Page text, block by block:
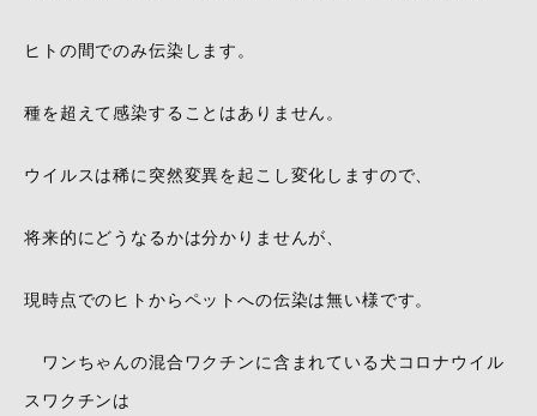
ヒトの間でのみ伝染します。
種を超えて感染することはありません。
ウイルスは稀に突然変異を起こし変化しますので、
将来的にどうなるかは分かりませんが、
現時点でのヒトからペットへの伝染は無い様です。
ワンちゃんの混合ワクチンに含まれている犬コロナウイル
スワクチンは